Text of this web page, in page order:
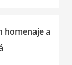
homenaje a